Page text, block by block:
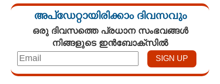
അപ്ഡേറ്റായിരിക്കാം ദിവസവും
ഒരു ദിവസത്തെ പ്രധാന സംഭവങ്ങൾ
നിങ്ങളുടെ ഇൻബോക്സിൽ